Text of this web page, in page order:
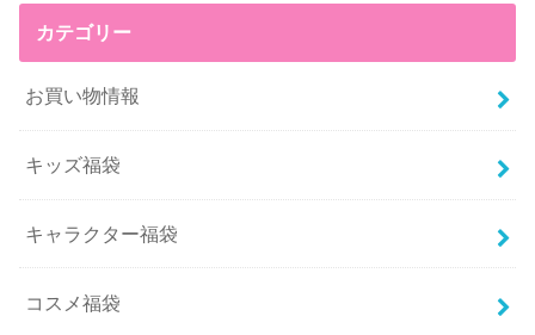
カテゴリー
お買い物情報
キッズ福袋
キャラクター福袋
コスメ福袋